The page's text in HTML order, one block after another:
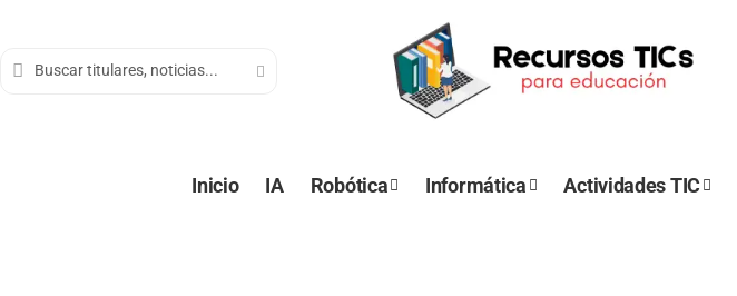
Inicio IA Robótica Informática Actividades TIC